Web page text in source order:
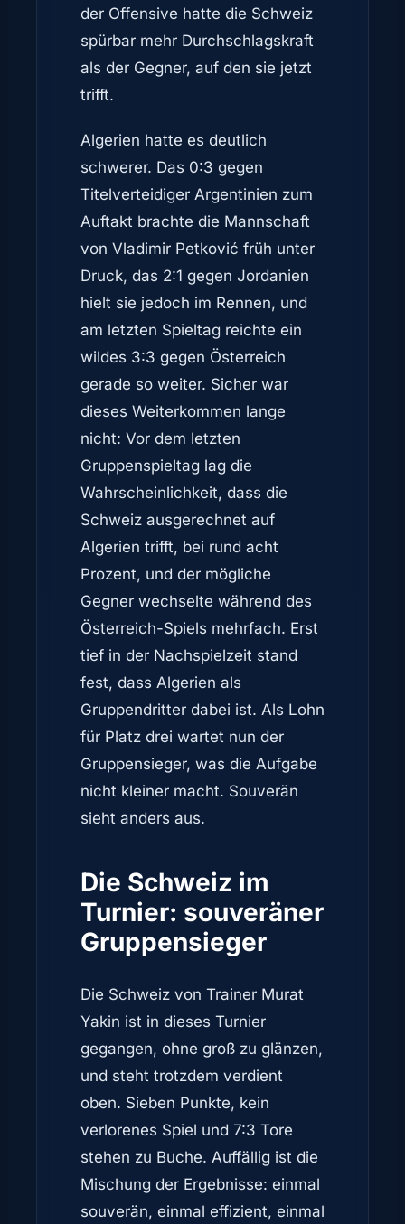
der Offensive hatte die Schweiz
spürbar mehr Durchschlagskraft
als der Gegner, auf den sie jetzt
trifft.
Algerien hatte es deutlich
schwerer. Das 0:3 gegen
Titelverteidiger Argentinien zum
Auftakt brachte die Mannschaft
von Vladimir Petković früh unter
Druck, das 2:1 gegen Jordanien
hielt sie jedoch im Rennen, und
am letzten Spieltag reichte ein
wildes 3:3 gegen Österreich
gerade so weiter. Sicher war
dieses Weiterkommen lange
nicht: Vor dem letzten
Gruppenspieltag lag die
Wahrscheinlichkeit, dass die
Schweiz ausgerechnet auf
Algerien trifft, bei rund acht
Prozent, und der mögliche
Gegner wechselte während des
Österreich-Spiels mehrfach. Erst
tief in der Nachspielzeit stand
fest, dass Algerien als
Gruppendritter dabei ist. Als Lohn
für Platz drei wartet nun der
Gruppensieger, was die Aufgabe
nicht kleiner macht. Souverän
sieht anders aus.
Die Schweiz im
Turnier: souveräner
Gruppensieger
Die Schweiz von Trainer Murat
Yakin ist in dieses Turnier
gegangen, ohne groß zu glänzen,
und steht trotzdem verdient
oben. Sieben Punkte, kein
verlorenes Spiel und 7:3 Tore
stehen zu Buche. Auffällig ist die
Mischung der Ergebnisse: einmal
souverän, einmal effizient, einmal